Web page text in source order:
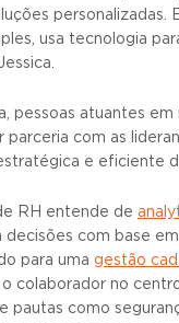
personalizadas.
usa tecnologia
pessoas atuantes em
com as
e eficiente
RH entende de
decisões com base
para uma gestão
colaborador no
pautas como